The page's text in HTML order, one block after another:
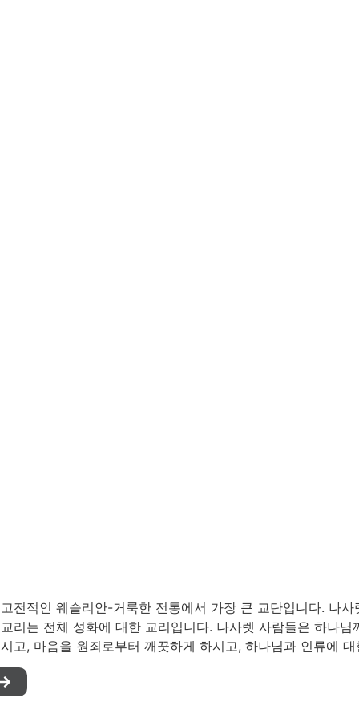
전적인 웨슬리안-거룩한 전통에서 가장 큰 교단입니다. 나
리는 전체 성화에 대한 교리입니다. 나사렛 사람들은 하나
고, 마음을 원죄로부터 깨끗하게 하시고, 하나님과 인류에